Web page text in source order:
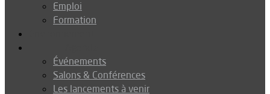
Emploi
Formation
Événements
Salons & Conférences
Les lancements à venir